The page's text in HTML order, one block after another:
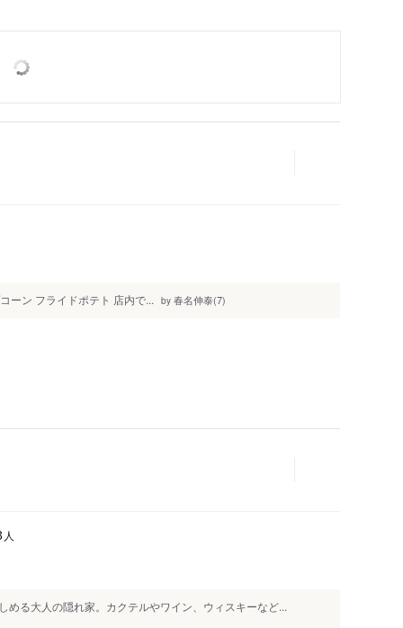
ーン フライドポテト 店内で... by 春名伸泰(7)
人
める大人の隠れ家。カクテルやワイン、ウィスキーなど...